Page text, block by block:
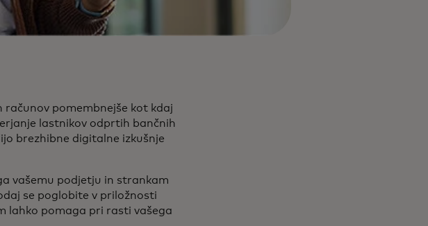
računov pomembnejše kot kdaj
lastnikov odprtih bančnih
brezhibne digitalne izkušnje
vašemu podjetju in strankam
se poglobite v priložnosti
lahko pomaga pri rasti vašega